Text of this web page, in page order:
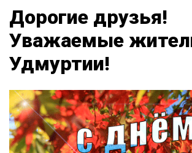
Дорогие друзья!
Уважаемые
Удмуртии!